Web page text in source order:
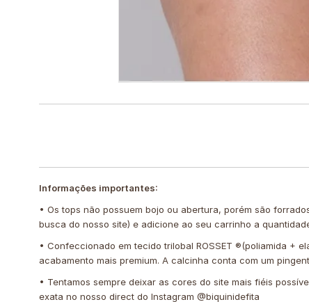
Informações importantes:
• Os tops não possuem bojo ou abertura, porém são
busca do nosso site) e adicione ao seu carrinho a
• Confeccionado em tecido trilobal ROSSET ®️(poliamida +
acabamento mais premium. A calcinha conta com um
• Tentamos sempre deixar as cores do site mais fiéis
exata no nosso direct do Instagram @biquinidefita